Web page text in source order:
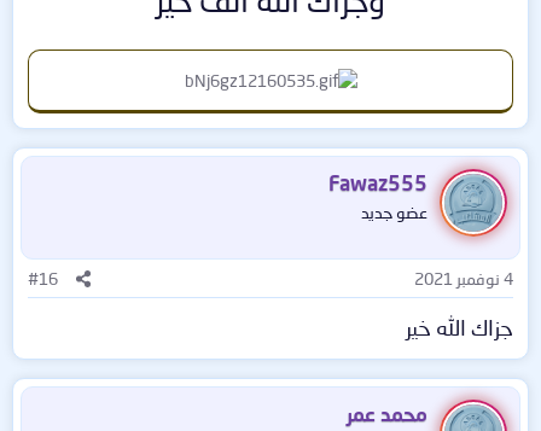
Fawaz555
عضو جديد
4 نوفمبر 2021 #16
جزاك الله خير
محمد عمر